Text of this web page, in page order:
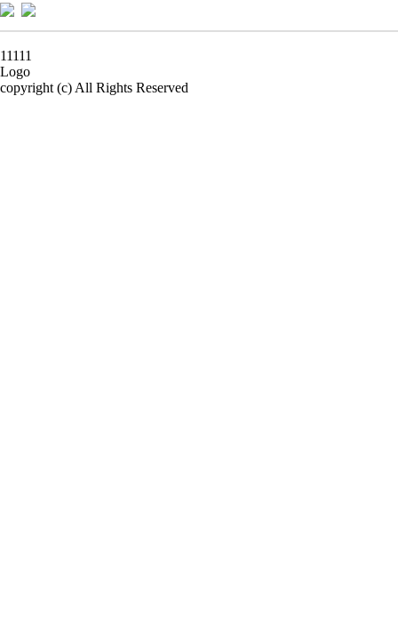
11111
Logo
copyright (c) All Rights Reserved